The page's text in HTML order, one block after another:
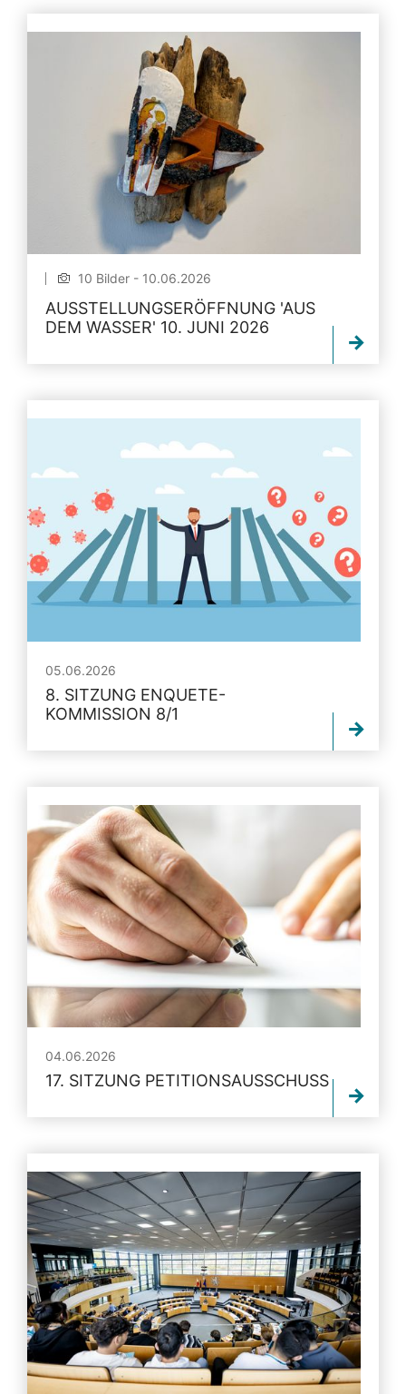
10 Bilder - 10.06.2026
AUSSTELLUNGSERÖFFNUNG 'AUS
DEM WASSER' 10. JUNI 2026
05.06.2026
8. SITZUNG ENQUETE-
KOMMISSION 8/1
04.06.2026
17. SITZUNG PETITIONSAUSSCHUSS